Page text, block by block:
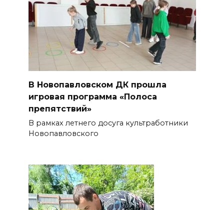
В Новопавловском ДК прошла
игровая программа «Полоса
препятствий»
В рамках летнего досуга культработники
Новопавловского